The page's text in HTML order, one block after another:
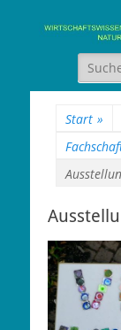
Suchen
nach:
Start »